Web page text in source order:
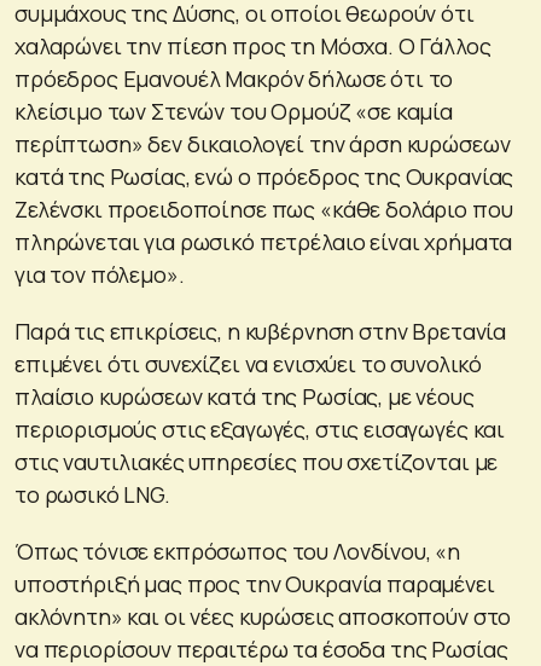
συμμάχους της Δύσης, οι οποίοι θεωρούν ότι
χαλαρώνει την πίεση προς τη Μόσχα. Ο Γάλλος
πρόεδρος Εμανουέλ Μακρόν δήλωσε ότι το
κλείσιμο των Στενών του Ορμούζ «σε καμία
περίπτωση» δεν δικαιολογεί την άρση κυρώσεων
κατά της Ρωσίας, ενώ ο πρόεδρος της Ουκρανίας
Ζελένσκι προειδοποίησε πως «κάθε δολάριο που
πληρώνεται για ρωσικό πετρέλαιο είναι χρήματα
για τον πόλεμο».
Παρά τις επικρίσεις, η κυβέρνηση στην Βρετανία
επιμένει ότι συνεχίζει να ενισχύει το συνολικό
πλαίσιο κυρώσεων κατά της Ρωσίας, με νέους
περιορισμούς στις εξαγωγές, στις εισαγωγές και
στις ναυτιλιακές υπηρεσίες που σχετίζονται με
το ρωσικό LNG.
Όπως τόνισε εκπρόσωπος του Λονδίνου, «η
υποστήριξή μας προς την Ουκρανία παραμένει
ακλόνητη» και οι νέες κυρώσεις αποσκοπούν στο
να περιορίσουν περαιτέρω τα έσοδα της Ρωσίας